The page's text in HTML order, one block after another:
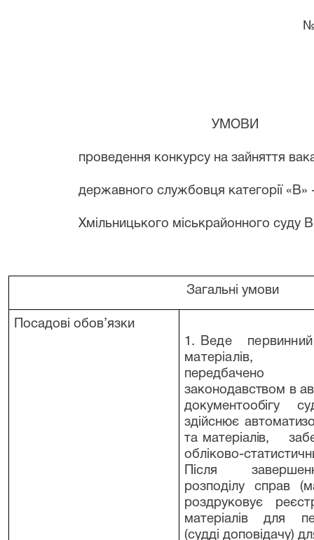
№ 2 о/
УМОВИ
проведення конкурсу на зайняття
державного службовця категорії «В» -
Хмільницького міськрайонного суду
Загальні умови
Посадові обов’язки
1. Веде
передбачено
законодавством в
документообігу
здійснює
та матеріалів,
обліково-
Після
розподілу справ
роздруковує
матеріалів для
(судді доповідачу)